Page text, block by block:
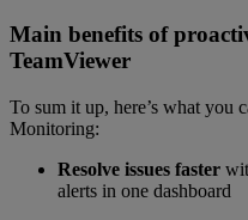
Main benefits of
TeamViewer
To sum it up, here’s what you
Monitoring:
Resolve issues faster
alerts in one dashboard